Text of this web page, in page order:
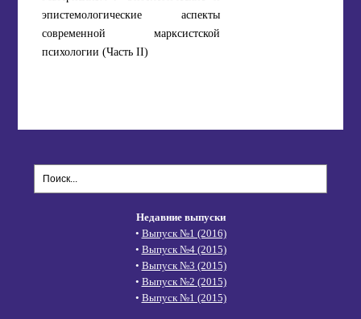
эпистемологические аспекты
современной марксистской
психологии (Часть II)
Недавние выпуски
• Выпуск №1 (2016)
• Выпуск №4 (2015)
• Выпуск №3 (2015)
• Выпуск №2 (2015)
• Выпуск №1 (2015)